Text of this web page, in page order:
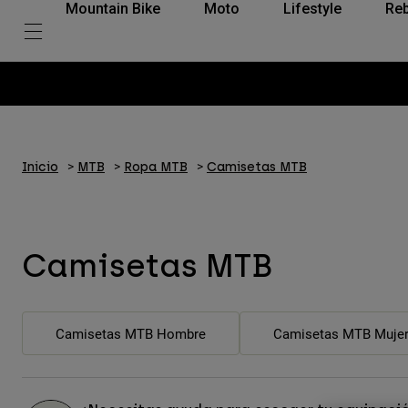
Mountain Bike Moto Lifestyle
Inicio MTB Ropa MTB Camisetas MTB
Camisetas MTB
Camisetas MTB Hombre Camisetas MTB Mujer